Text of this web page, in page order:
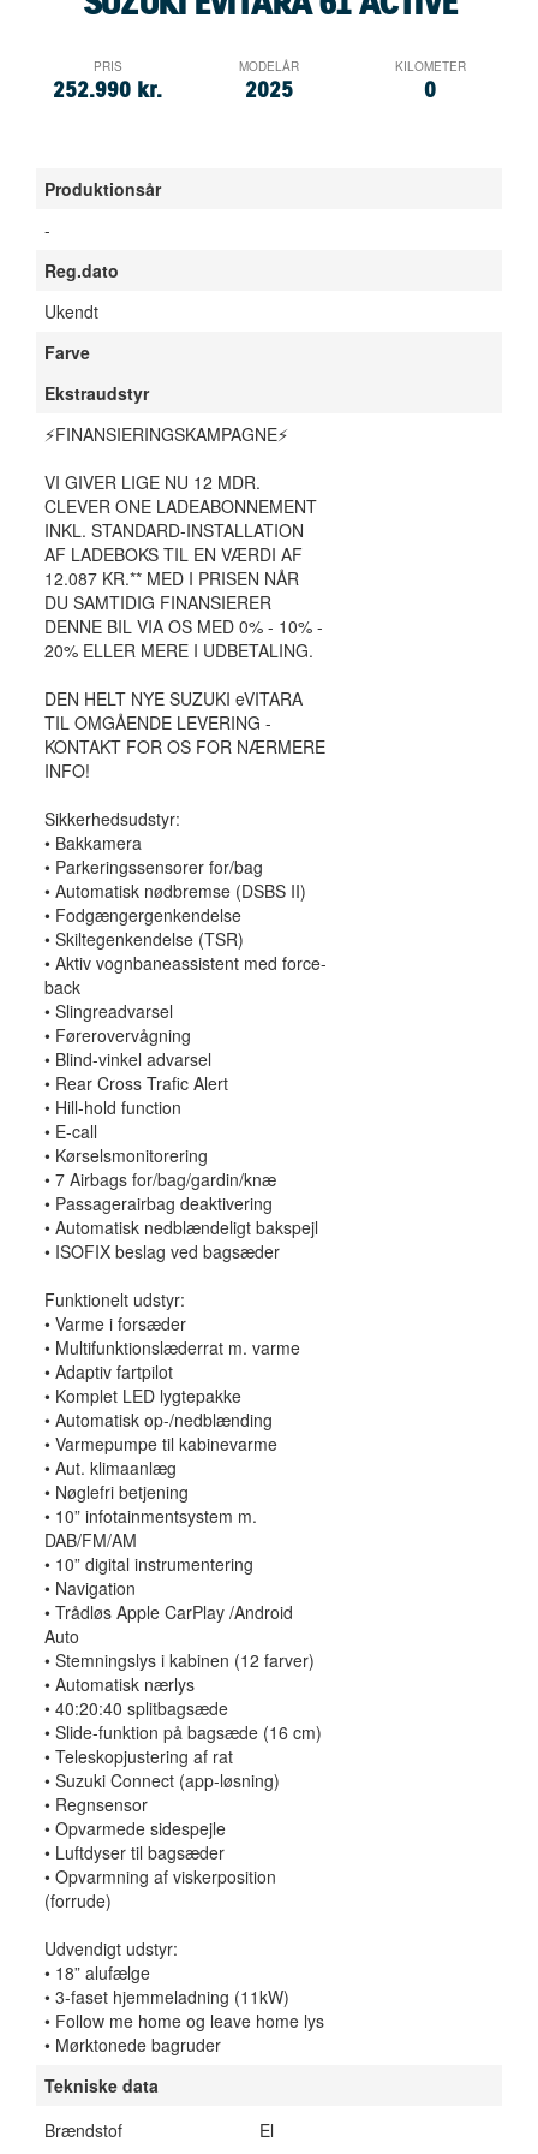
PRIS
252.990 kr.
MODELÅR
2025
KILOMETER
0
Produktionsår
-
Reg.dato
Ukendt
Farve
Ekstraudstyr
⚡FINANSIERINGSKAMPAGNE⚡
VI GIVER LIGE NU 12 MDR.
CLEVER ONE LADEABONNEMENT
INKL. STANDARD-INSTALLATION
AF LADEBOKS TIL EN VÆRDI AF
12.087 KR.** MED I PRISEN NÅR
DU SAMTIDIG FINANSIERER
DENNE BIL VIA OS MED 0% - 10% -
20% ELLER MERE I UDBETALING.
DEN HELT NYE SUZUKI eVITARA
TIL OMGÅENDE LEVERING -
KONTAKT FOR OS FOR NÆRMERE
INFO!
Sikkerhedsudstyr:
• Bakkamera
• Parkeringssensorer for/bag
• Automatisk nødbremse (DSBS II)
• Fodgængergenkendelse
• Skiltegenkendelse (TSR)
• Aktiv vognbaneassistent med force-
back
• Slingreadvarsel
• Førerovervågning
• Blind-vinkel advarsel
• Rear Cross Trafic Alert
• Hill-hold function
• E-call
• Kørselsmonitorering
• 7 Airbags for/bag/gardin/knæ
• Passagerairbag deaktivering
• Automatisk nedblændeligt bakspejl
• ISOFIX beslag ved bagsæder
Funktionelt udstyr:
• Varme i forsæder
• Multifunktionslæderrat m. varme
• Adaptiv fartpilot
• Komplet LED lygtepakke
• Automatisk op-/nedblænding
• Varmepumpe til kabinevarme
• Aut. klimaanlæg
• Nøglefri betjening
• 10” infotainmentsystem m.
DAB/FM/AM
• 10” digital instrumentering
• Navigation
• Trådløs Apple CarPlay /Android
Auto
• Stemningslys i kabinen (12 farver)
• Automatisk nærlys
• 40:20:40 splitbagsæde
• Slide-funktion på bagsæde (16 cm)
• Teleskopjustering af rat
• Suzuki Connect (app-løsning)
• Regnsensor
• Opvarmede sidespejle
• Luftdyser til bagsæder
• Opvarmning af viskerposition
(forrude)
Udvendigt udstyr:
• 18” alufælge
• 3-faset hjemmeladning (11kW)
• Follow me home og leave home lys
• Mørktonede bagruder
Tekniske data
Brændstof
El